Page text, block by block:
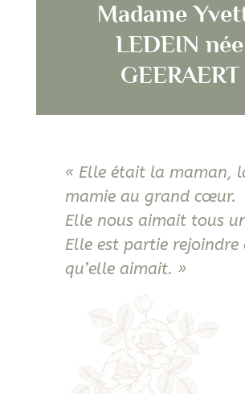
Madame
LEDEIN née
GEERAERT
« Elle était la maman,
mamie au grand cœur.
Elle nous aimait tous
Elle est partie rejoindre
qu’elle aimait. »